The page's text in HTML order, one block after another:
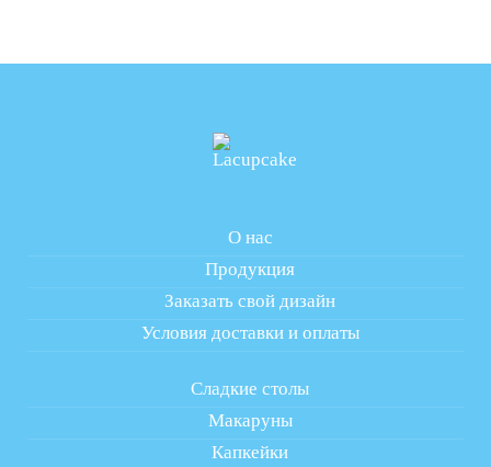
О нас
Продукция
Заказать свой дизайн
Условия доставки и оплаты
Сладкие столы
Макаруны
Капкейки